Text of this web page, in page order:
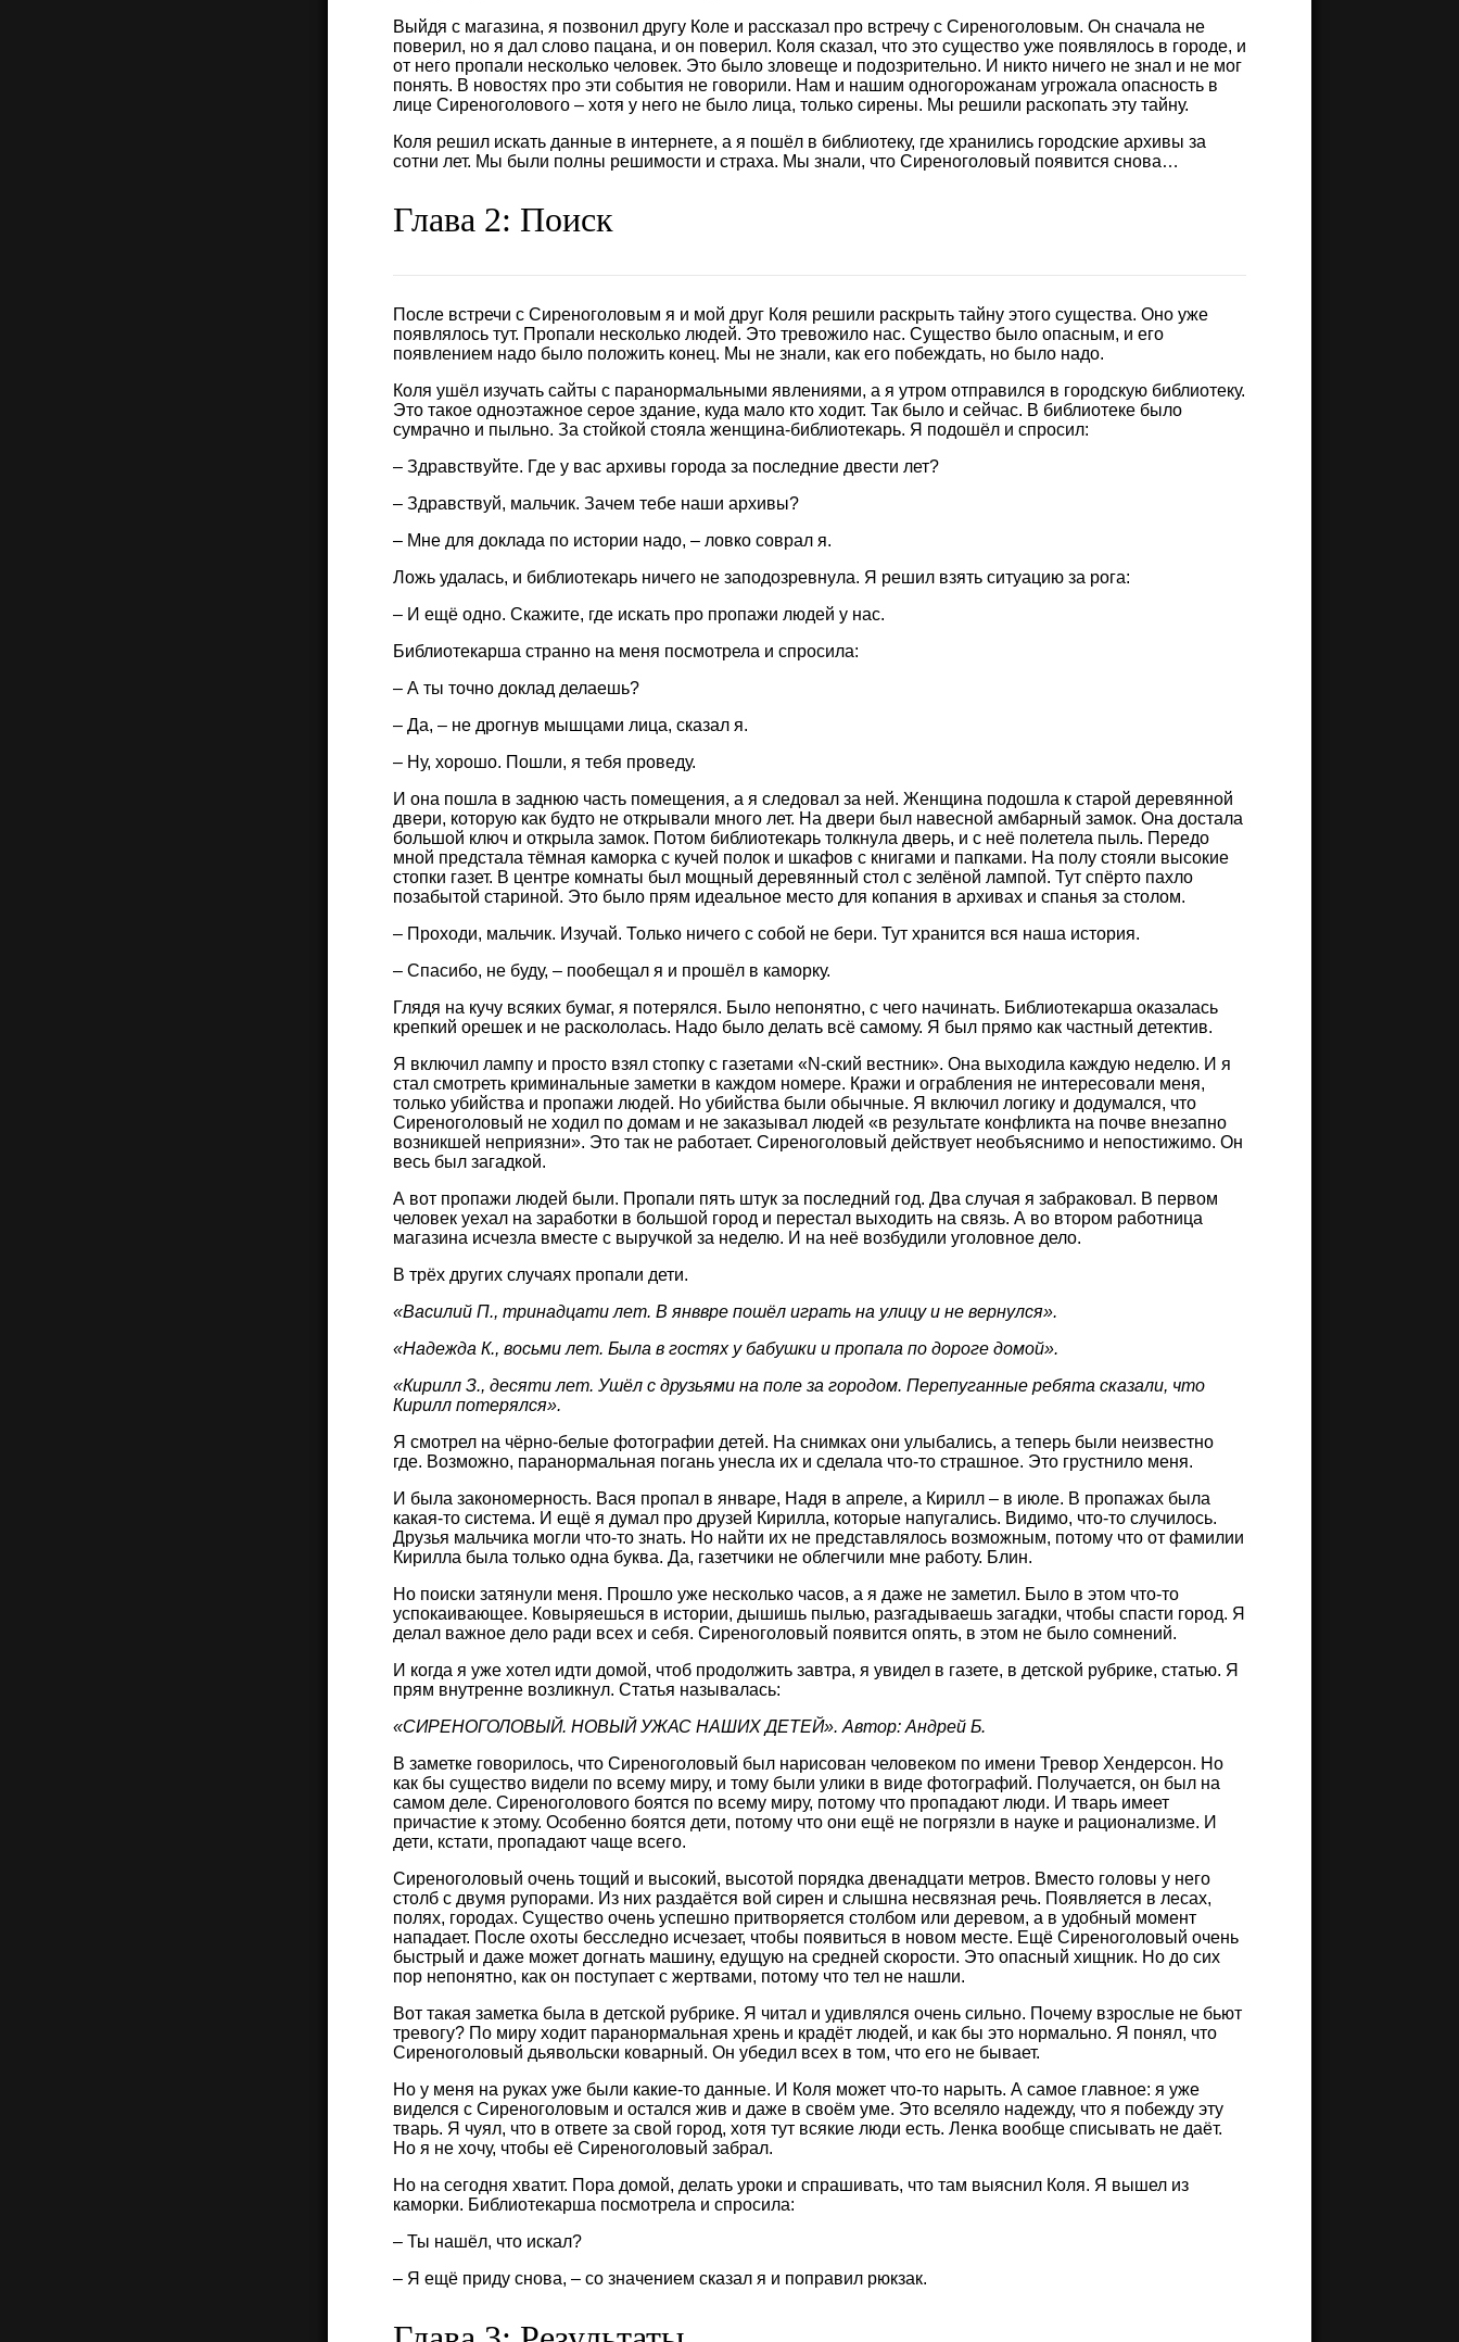
Выйдя с магазина, я позвонил другу Коле и рассказал про встречу с Сиреноголовым. Он сначала не
поверил, но я дал слово пацана, и он поверил. Коля сказал, что это существо уже появлялось в городе, и
от него пропали несколько человек. Это было зловеще и подозрительно. И никто ничего не знал и не мог
понять. В новостях про эти события не говорили. Нам и нашим одногорожанам угрожала опасность в
лице Сиреноголового – хотя у него не было лица, только сирены. Мы решили раскопать эту тайну.
Коля решил искать данные в интернете, а я пошёл в библиотеку, где хранились городские архивы за
сотни лет. Мы были полны решимости и страха. Мы знали, что Сиреноголовый появится снова…
Глава 2: Поиск
После встречи с Сиреноголовым я и мой друг Коля решили раскрыть тайну этого существа. Оно уже
появлялось тут. Пропали несколько людей. Это тревожило нас. Существо было опасным, и его
появлением надо было положить конец. Мы не знали, как его побеждать, но было надо.
Коля ушёл изучать сайты с паранормальными явлениями, а я утром отправился в городскую библиотеку.
Это такое одноэтажное серое здание, куда мало кто ходит. Так было и сейчас. В библиотеке было
сумрачно и пыльно. За стойкой стояла женщина-библиотекарь. Я подошёл и спросил:
– Здравствуйте. Где у вас архивы города за последние двести лет?
– Здравствуй, мальчик. Зачем тебе наши архивы?
– Мне для доклада по истории надо, – ловко соврал я.
Ложь удалась, и библиотекарь ничего не заподозревнула. Я решил взять ситуацию за рога:
– И ещё одно. Скажите, где искать про пропажи людей у нас.
Библиотекарша странно на меня посмотрела и спросила:
– А ты точно доклад делаешь?
– Да, – не дрогнув мышцами лица, сказал я.
– Ну, хорошо. Пошли, я тебя проведу.
И она пошла в заднюю часть помещения, а я следовал за ней. Женщина подошла к старой деревянной
двери, которую как будто не открывали много лет. На двери был навесной амбарный замок. Она достала
большой ключ и открыла замок. Потом библиотекарь толкнула дверь, и с неё полетела пыль. Передо
мной предстала тёмная каморка с кучей полок и шкафов с книгами и папками. На полу стояли высокие
стопки газет. В центре комнаты был мощный деревянный стол с зелёной лампой. Тут спёрто пахло
позабытой стариной. Это было прям идеальное место для копания в архивах и спанья за столом.
– Проходи, мальчик. Изучай. Только ничего с собой не бери. Тут хранится вся наша история.
– Спасибо, не буду, – пообещал я и прошёл в каморку.
Глядя на кучу всяких бумаг, я потерялся. Было непонятно, с чего начинать. Библиотекарша оказалась
крепкий орешек и не раскололась. Надо было делать всё самому. Я был прямо как частный детектив.
Я включил лампу и просто взял стопку с газетами «N-ский вестник». Она выходила каждую неделю. И я
стал смотреть криминальные заметки в каждом номере. Кражи и ограбления не интересовали меня,
только убийства и пропажи людей. Но убийства были обычные. Я включил логику и додумался, что
Сиреноголовый не ходил по домам и не заказывал людей «в результате конфликта на почве внезапно
возникшей неприязни». Это так не работает. Сиреноголовый действует необъяснимо и непостижимо. Он
весь был загадкой.
А вот пропажи людей были. Пропали пять штук за последний год. Два случая я забраковал. В первом
человек уехал на заработки в большой город и перестал выходить на связь. А во втором работница
магазина исчезла вместе с выручкой за неделю. И на неё возбудили уголовное дело.
В трёх других случаях пропали дети.
«Василий П., тринадцати лет. В янввре пошёл играть на улицу и не вернулся».
«Надежда К., восьми лет. Была в гостях у бабушки и пропала по дороге домой».
«Кирилл З., десяти лет. Ушёл с друзьями на поле за городом. Перепуганные ребята сказали, что
Кирилл потерялся».
Я смотрел на чёрно-белые фотографии детей. На снимках они улыбались, а теперь были неизвестно
где. Возможно, паранормальная погань унесла их и сделала что-то страшное. Это грустнило меня.
И была закономерность. Вася пропал в январе, Надя в апреле, а Кирилл – в июле. В пропажах была
какая-то система. И ещё я думал про друзей Кирилла, которые напугались. Видимо, что-то случилось.
Друзья мальчика могли что-то знать. Но найти их не представлялось возможным, потому что от фамилии
Кирилла была только одна буква. Да, газетчики не облегчили мне работу. Блин.
Но поиски затянули меня. Прошло уже несколько часов, а я даже не заметил. Было в этом что-то
успокаивающее. Ковыряешься в истории, дышишь пылью, разгадываешь загадки, чтобы спасти город. Я
делал важное дело ради всех и себя. Сиреноголовый появится опять, в этом не было сомнений.
И когда я уже хотел идти домой, чтоб продолжить завтра, я увидел в газете, в детской рубрике, статью. Я
прям внутренне возликнул. Статья называлась:
«СИРЕНОГОЛОВЫЙ. НОВЫЙ УЖАС НАШИХ ДЕТЕЙ». Автор: Андрей Б.
В заметке говорилось, что Сиреноголовый был нарисован человеком по имени Тревор Хендерсон. Но
как бы существо видели по всему миру, и тому были улики в виде фотографий. Получается, он был на
самом деле. Сиреноголового боятся по всему миру, потому что пропадают люди. И тварь имеет
причастие к этому. Особенно боятся дети, потому что они ещё не погрязли в науке и рационализме. И
дети, кстати, пропадают чаще всего.
Сиреноголовый очень тощий и высокий, высотой порядка двенадцати метров. Вместо головы у него
столб с двумя рупорами. Из них раздаётся вой сирен и слышна несвязная речь. Появляется в лесах,
полях, городах. Существо очень успешно притворяется столбом или деревом, а в удобный момент
нападает. После охоты бесследно исчезает, чтобы появиться в новом месте. Ещё Сиреноголовый очень
быстрый и даже может догнать машину, едущую на средней скорости. Это опасный хищник. Но до сих
пор непонятно, как он поступает с жертвами, потому что тел не нашли.
Вот такая заметка была в детской рубрике. Я читал и удивлялся очень сильно. Почему взрослые не бьют
тревогу? По миру ходит паранормальная хрень и крадёт людей, и как бы это нормально. Я понял, что
Сиреноголовый дьявольски коварный. Он убедил всех в том, что его не бывает.
Но у меня на руках уже были какие-то данные. И Коля может что-то нарыть. А самое главное: я уже
виделся с Сиреноголовым и остался жив и даже в своём уме. Это вселяло надежду, что я побежду эту
тварь. Я чуял, что в ответе за свой город, хотя тут всякие люди есть. Ленка вообще списывать не даёт.
Но я не хочу, чтобы её Сиреноголовый забрал.
Но на сегодня хватит. Пора домой, делать уроки и спрашивать, что там выяснил Коля. Я вышел из
каморки. Библиотекарша посмотрела и спросила:
– Ты нашёл, что искал?
– Я ещё приду снова, – со значением сказал я и поправил рюкзак.